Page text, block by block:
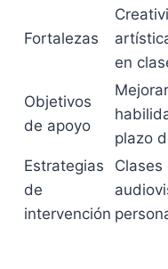
Fortalezas
en
Objetivos
de apoyo
plazo
Estrategias
de
intervención